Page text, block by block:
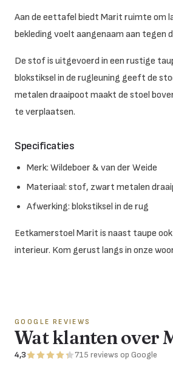
Aan de eettafel biedt Marit ruimte om
bekleding voelt aangenaam aan tegen
De stof is uitgevoerd in een rustige
blokstiksel in de rugleuning geeft de
metalen draaipoot maakt de stoel
te verplaatsen.
Specificaties
Merk: Wildeboer & van der Weide
Materiaal: stof, zwart metalen
Afwerking: blokstiksel in de rug
Eetkamerstoel Marit is naast taupe
interieur. Kom gerust langs in onze
GOOGLE REVIEWS
Wat klanten over
4,3 715 reviews op Google